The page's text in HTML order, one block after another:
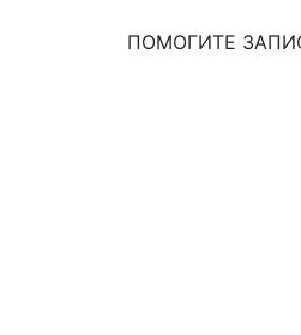
ПОМОГИТЕ